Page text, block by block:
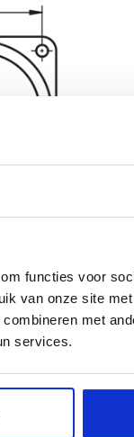
functies voor
van onze site
met
services.
150